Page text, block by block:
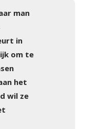
man
in
om te
het
wil ze